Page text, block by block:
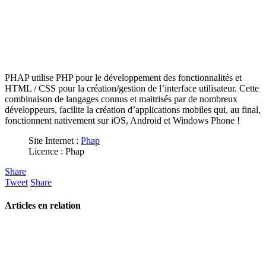
PHAP utilise PHP pour le développement des fonctionnalités et
HTML / CSS pour la création/gestion de l’interface utilisateur. Cette
combinaison de langages connus et maitrisés par de nombreux
développeurs, facilite la création d’applications mobiles qui, au final,
fonctionnent nativement sur iOS, Android et Windows Phone !
Site Internet : Phap
Licence : Phap
Share
Tweet Share
Articles en relation